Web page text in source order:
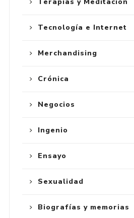
Tecnología e Internet
Merchandising
Crónica
Negocios
Ingenio
Ensayo
Sexualidad
Biografías y memorias